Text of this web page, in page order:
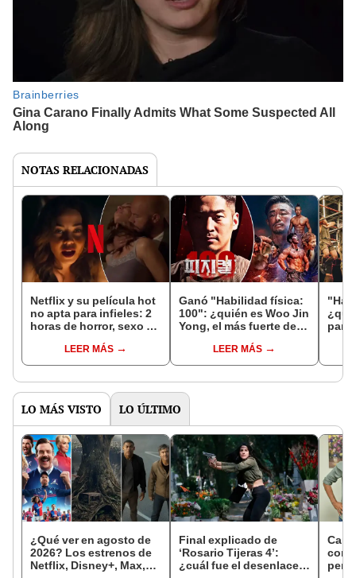
NOTAS RELACIONADAS
Netflix y su película hot
no apta para infieles: 2
horas de horror, sexo y
LEER MÁS
Ganó "Habilidad física:
100": ¿quién es Woo Jin
Yong, el más fuerte del
Netflix?LEER MÁS
LO MÁS VISTO LO ÚLTIMO
¿Qué ver en agosto de
2026? Los estrenos de
Netflix, Disney+, Max,
Final explicado de
‘Rosario Tijeras 4’:
¿cuál fue el desenlace